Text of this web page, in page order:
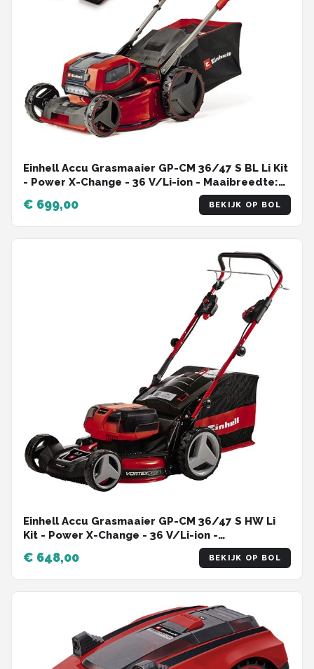
Einhell Accu Grasmaaier GP-CM 36/47 S BL Li Kit
- Power X-Change - 36 V/Li-ion - Maaibreedte:
47 cm - Aanbevolen gazonoppervlakte: tot 700
m² - 65 L opvangzak - Maaihoogte: 25-80 mm -
Incl. 4x 4.0 Ah Accu en 2x DUO-lader
€ 699,00 BEKIJK OP BOL
Einhell Accu Grasmaaier GP-CM 36/47 S HW Li
Kit - Power X-Change - 36 V/Li-ion -
Maaibreedte: 47 cm - Aanbevolen
gazonoppervlakte: tot 700 m² - Zelfrijdend -
Mulching functie - Incl. 4x 4,0 Ah accu en 2x
Twincharger
€ 648,00 BEKIJK OP BOL